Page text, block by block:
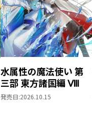
水属性の魔法使い 第
三部 東方諸国編 Ⅷ
発売日:2026.10.15